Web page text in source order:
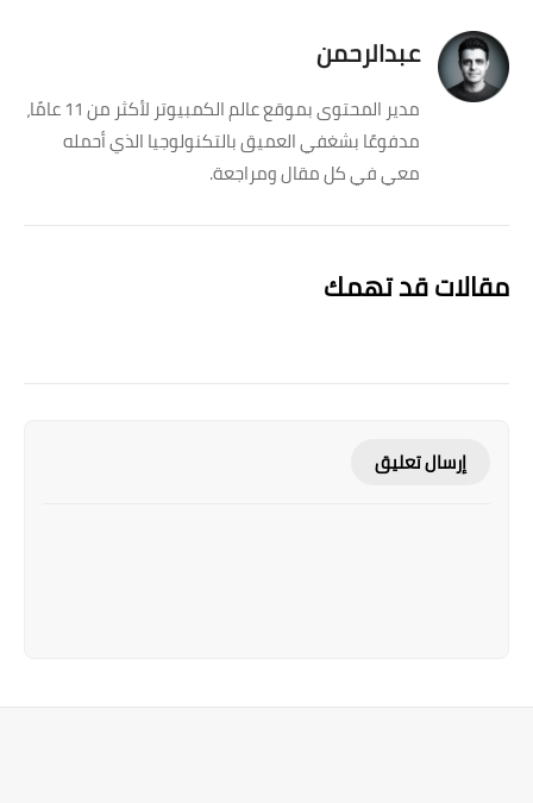
عبدالرحمن
مدير المحتوى بموقع عالم الكمبيوتر لأكثر من 11 عامًا،
مدفوعًا بشغفي العميق بالتكنولوجيا الذي أحمله
معي في كل مقال ومراجعة.
مقالات قد تهمك
إرسال تعليق